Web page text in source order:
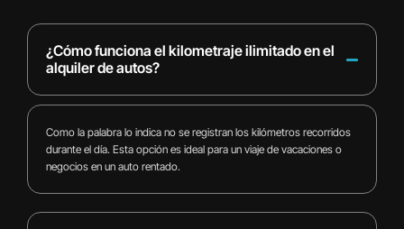
¿Cómo funciona el kilometraje ilimitado en el
alquiler de autos?
Como la palabra lo indica no se registran los kilómetros recorridos
durante el día. Esta opción es ideal para un viaje de vacaciones o
negocios en un auto rentado.